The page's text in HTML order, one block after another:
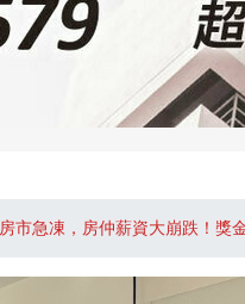
房市急凍，房仲薪資大崩跌！獎